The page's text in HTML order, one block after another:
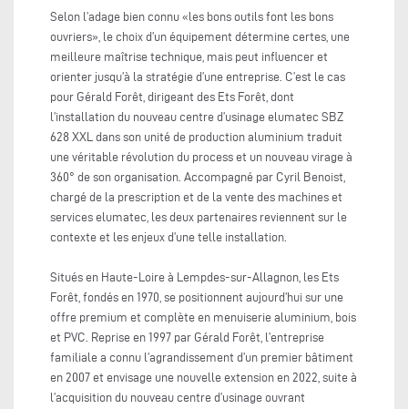
Selon l’adage bien connu «les bons outils font les bons
ouvriers», le choix d’un équipement détermine certes, une
meilleure maîtrise technique, mais peut influencer et
orienter jusqu’à la stratégie d’une entreprise. C’est le cas
pour Gérald Forêt, dirigeant des Ets Forêt, dont
l’installation du nouveau centre d’usinage elumatec SBZ
628 XXL dans son unité de production aluminium traduit
une véritable révolution du process et un nouveau virage à
360° de son organisation. Accompagné par Cyril Benoist,
chargé de la prescription et de la vente des machines et
services elumatec, les deux partenaires reviennent sur le
contexte et les enjeux d’une telle installation.
Situés en Haute-Loire à Lempdes-sur-Allagnon, les Ets
Forêt, fondés en 1970, se positionnent aujourd’hui sur une
offre premium et complète en menuiserie aluminium, bois
et PVC. Reprise en 1997 par Gérald Forêt, l’entreprise
familiale a connu l’agrandissement d’un premier bâtiment
en 2007 et envisage une nouvelle extension en 2022, suite à
l’acquisition du nouveau centre d’usinage ouvrant